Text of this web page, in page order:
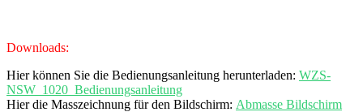
Downloads:
Hier können Sie die Bedienungsanleitung herunterladen: WZS-
NSW_1020_Bedienungsanleitung
Hier die Masszeichnung für den Bildschirm: Abmasse Bildschirm